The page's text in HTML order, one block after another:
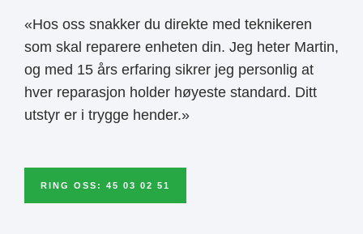
«Hos oss snakker du direkte med teknikeren
som skal reparere enheten din. Jeg heter Martin,
og med 15 års erfaring sikrer jeg personlig at
hver reparasjon holder høyeste standard. Ditt
utstyr er i trygge hender.»
RING OSS: 45 03 02 51